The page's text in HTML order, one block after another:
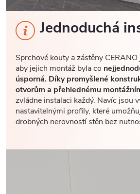
Jednoduchá
Sprchové kouty a zástěny
aby jejich montáž byla co
úsporná. Díky promyšlené
otvorům a přehlednému
zvládne instalaci každý. Navíc jsou
nastavitelnými profily, které
drobných nerovností stěn bez